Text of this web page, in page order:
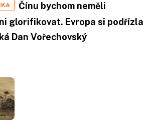
Čínu bychom neměli
glorifikovat. Evropa si podřízla
Dan Vořechovský